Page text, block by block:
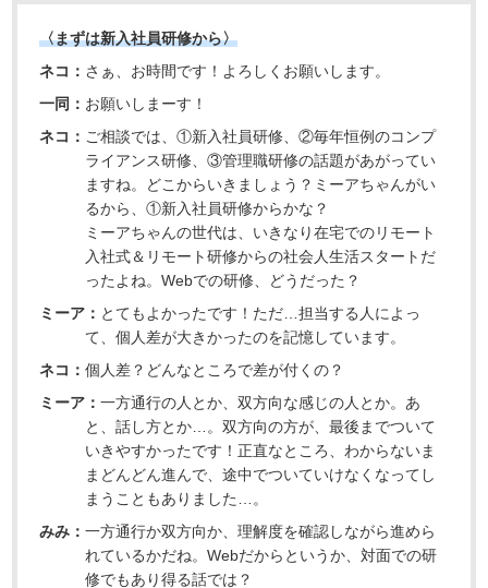
〈まずは新入社員研修から〉
ネコ： さぁ、お時間です！よろしくお願いします。
一同： お願いしまーす！
ネコ： ご相談では、①新入社員研修、②毎年恒例のコンプ
ライアンス研修、③管理職研修の話題があがってい
ますね。どこからいきましょう？ミーアちゃんがい
るから、①新入社員研修からかな？
ミーアちゃんの世代は、いきなり在宅でのリモート
入社式＆リモート研修からの社会人生活スタートだ
ったよね。Webでの研修、どうだった？
ミーア： とてもよかったです！ただ…担当する人によっ
て、個人差が大きかったのを記憶しています。
ネコ：個人差？どんなところで差が付くの？
ミーア：一方通行の人とか、双方向な感じの人とか。あ
と、話し方とか…。双方向の方が、最後までついて
いきやすかったです！正直なところ、わからないま
まどんどん進んで、途中でついていけなくなってし
まうこともありました…。
みみ：一方通行か双方向か、理解度を確認しながら進めら
れているかだね。Webだからというか、対面での研
修でもあり得る話では？